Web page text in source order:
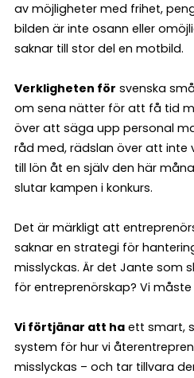
av möjligheter med frihet,
bilden är inte osann eller
saknar till stor del en motbild.
Verkligheten för svenska
om sena nätter för att få tid
över att säga upp personal
råd med, rädslan över att inte
till lön åt en själv den här
slutar kampen i konkurs.
Det är märkligt att
saknar en strategi för
misslyckas. Är det Jante som
för entreprenörskap? Vi
Vi förtjänar att ha ett smart,
system för hur vi
misslyckas – och tar tillvara